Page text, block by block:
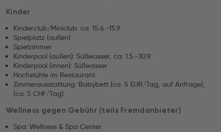
Kinder
Kinderclub/Miniclub: ca. 15.6.-15.9.
Spielplatz (außen)
Spielzimmer
Kinderpool (außen): Süßwasser, ca. 1.5.-30.9.
Kinderpool (innen): Süßwasser
Hochstühle im Restaurant
Zimmerausstattung: Babybett (ca. 5 EUR/Tag, auf Anfrage),
(ca. 5 CHF/Tag)
Wellness gegen Gebühr (teils Fremdanbieter)
Spa: Wellness & Spa Center